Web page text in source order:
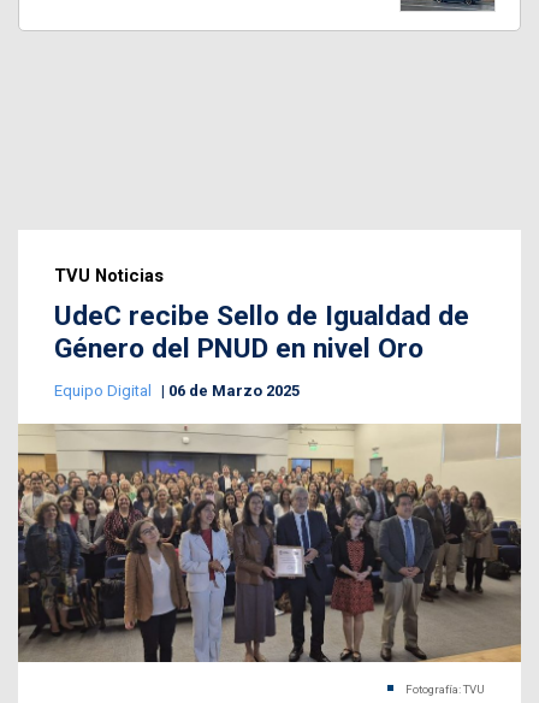
TVU Noticias
UdeC recibe Sello de Igualdad de
Género del PNUD en nivel Oro
Equipo Digital 06 de Marzo 2025
Fotografía: TVU